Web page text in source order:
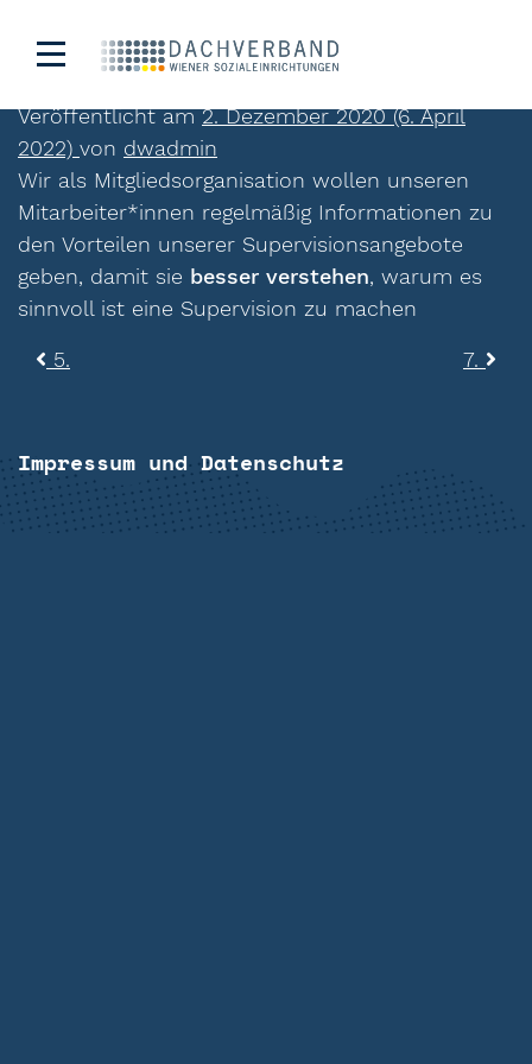
6.
Veröffentlicht am2. Dezember 2020(6. April
2022) von dwadmin
Wir als Mitgliedsorganisation wollen unseren
Mitarbeiter*innen regelmäßig Informationen zu
den Vorteilen unserer Supervisionsangebote
geben, damit sie besser verstehen, warum es
sinnvoll ist eine Supervision zu machen
Beitragsnavigation
5. 7.
Impressum und Datenschutz